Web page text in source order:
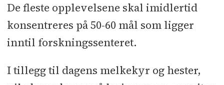
De fleste opplevelsene skal imidlertid
konsentreres på 50-60 mål som ligger
inntil forskningssenteret.
I tillegg til dagens melkekyr og hester,